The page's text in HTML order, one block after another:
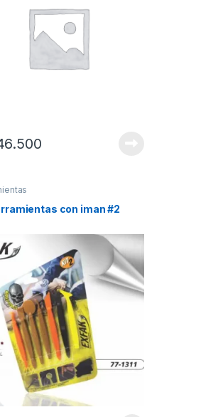
con iman #2